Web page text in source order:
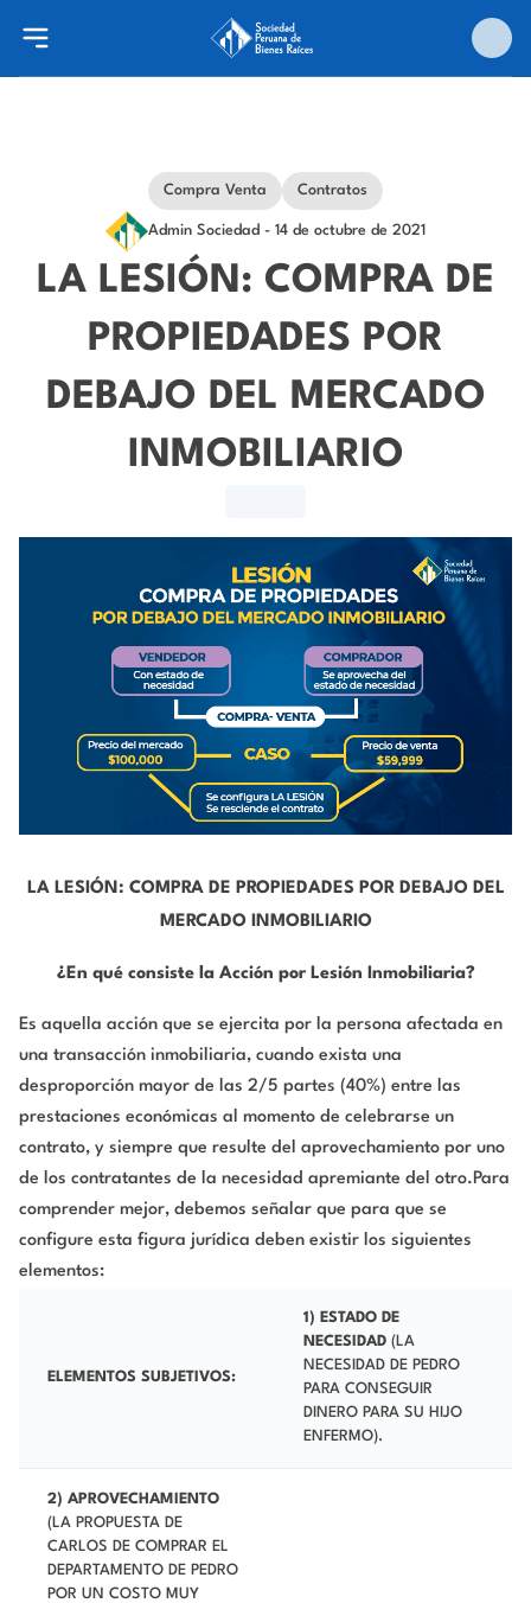
Compra Venta Contratos
Admin Sociedad - 14 de octubre de 2021
LA LESIÓN: COMPRA DE
PROPIEDADES POR
DEBAJO DEL MERCADO
INMOBILIARIO
LA LESIÓN: COMPRA DE PROPIEDADES POR DEBAJO DEL
MERCADO INMOBILIARIO
¿En qué consiste la Acción por Lesión Inmobiliaria?
Es aquella acción que se ejercita por la persona afectada en
una transacción inmobiliaria, cuando exista una
desproporción mayor de las 2/5 partes (40%) entre las
prestaciones económicas al momento de celebrarse un
contrato, y siempre que resulte del aprovechamiento por uno
de los contratantes de la necesidad apremiante del otro.Para
comprender mejor, debemos señalar que para que se
configure esta figura jurídica deben existir los siguientes
elementos:
ELEMENTOS SUBJETIVOS:
1) ESTADO DE
NECESIDAD (LA
NECESIDAD DE PEDRO
PARA CONSEGUIR
DINERO PARA SU HIJO
ENFERMO).
2) APROVECHAMIENTO
(LA PROPUESTA DE
CARLOS DE COMPRAR EL
DEPARTAMENTO DE PEDRO
POR UN COSTO MUY